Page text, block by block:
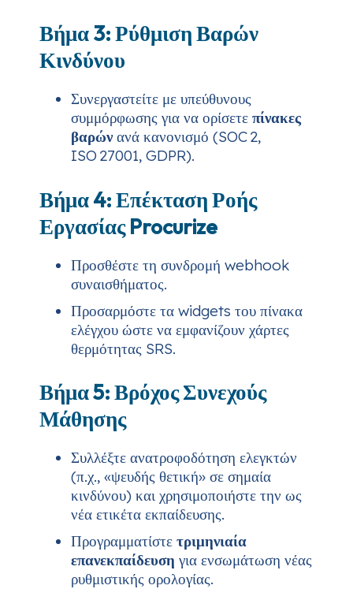
Βήμα 3: Ρύθμιση Βαρών
Κινδύνου
Συνεργαστείτε με υπεύθυνους
συμμόρφωσης για να ορίσετε πίνακες
βαρώνανά κανονισμό (SOC 2,
ISO 27001, GDPR).
Βήμα 4: Επέκταση Ροής
Εργασίας Procurize
Προσθέστε τη συνδρομή webhook
συναισθήματος.
Προσαρμόστε τα widgets του πίνακα
ελέγχου ώστε να εμφανίζουν χάρτες
θερμότητας SRS.
Βήμα 5: Βρόχος Συνεχούς
Μάθησης
Συλλέξτε ανατροφοδότηση ελεγκτών
(π.χ., «ψευδής θετική» σε σημαία
κινδύνου) και χρησιμοποιήστε την ως
νέα ετικέτα εκπαίδευσης.
Προγραμματίστε τριμηνιαία
επανεκπαίδευση για ενσωμάτωση νέας
ρυθμιστικής ορολογίας.